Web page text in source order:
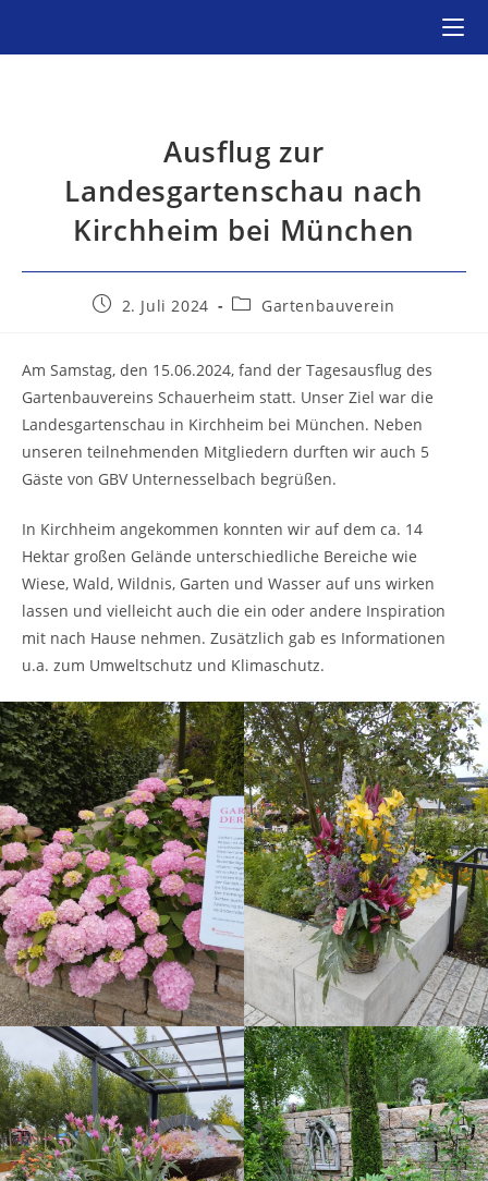
Ausflug zur
Landesgartenschau nach
Kirchheim bei München
Beitrag2. Juli 2024
Beitrags-
Gartenbauverein
Am Samstag, den 15.06.2024, fand der Tagesausflug des
Gartenbauvereins Schauerheim statt. Unser Ziel war die
Landesgartenschau in Kirchheim bei München. Neben
unseren teilnehmenden Mitgliedern durften wir auch 5
Gäste von GBV Unternesselbach begrüßen.
In Kirchheim angekommen konnten wir auf dem ca. 14
Hektar großen Gelände unterschiedliche Bereiche wie
Wiese, Wald, Wildnis, Garten und Wasser auf uns wirken
lassen und vielleicht auch die ein oder andere Inspiration
mit nach Hause nehmen. Zusätzlich gab es Informationen
u.a. zum Umweltschutz und Klimaschutz.